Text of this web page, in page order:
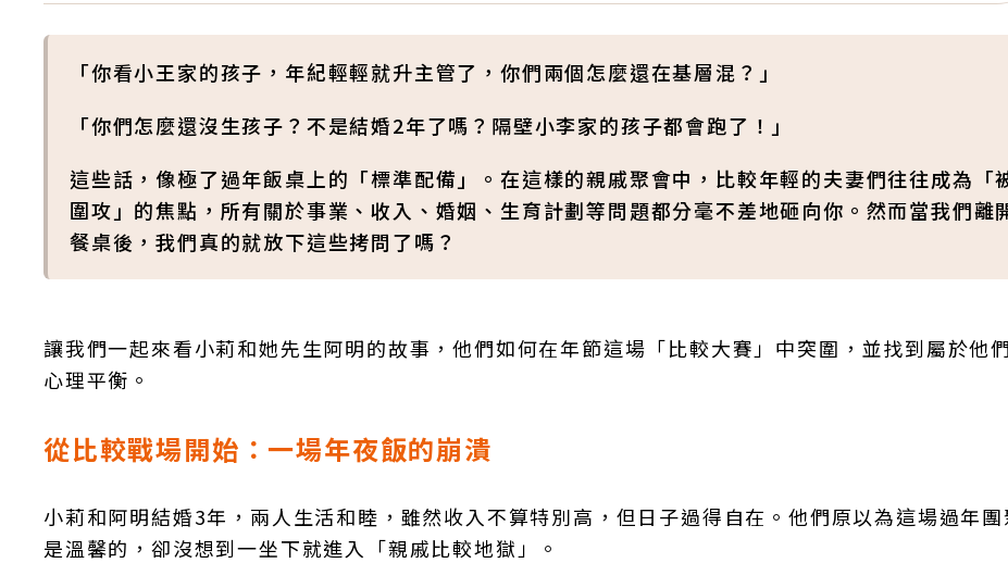
「你看小王家的孩子，年紀輕輕就升主管了，你們兩個怎麼還在基層混？」
「你們怎麼還沒生孩子？不是結婚2年了嗎？隔壁小李家的孩子都會跑了！」
這些話，像極了過年飯桌上的「標準配備」。在這樣的親戚聚會中，比較年輕的夫妻們往往成為「
圍攻」的焦點，所有關於事業、收入、婚姻、生育計劃等問題都分毫不差地砸向你。然而當我們離
餐桌後，我們真的就放下這些拷問了嗎？
讓我們一起來看小莉和她先生阿明的故事，他們如何在年節這場「比較大賽」中突圍，並找到屬於他
心理平衡。
從比較戰場開始：一場年夜飯的崩潰
小莉和阿明結婚3年，兩人生活和睦，雖然收入不算特別高，但日子過得自在。他們原以為這場過年團
是溫馨的，卻沒想到一坐下就進入「親戚比較地獄」。